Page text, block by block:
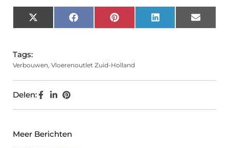
X
(Twitter)
FacebookPinterest LinkedIn Email
Tags:
Verbouwen, Vloerenoutlet Zuid-Holland
Delen:
Meer Berichten